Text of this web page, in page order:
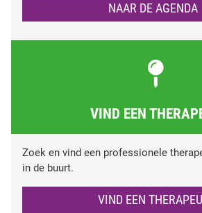
NAAR DE AGENDA
VIND EEN
Zoek en vind een professionele
in de buurt.
VIND EEN